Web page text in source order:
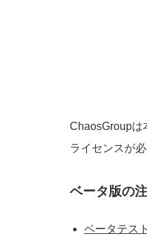
ChaosGroupは
ライセンスが
ベータ版の
ベータテス